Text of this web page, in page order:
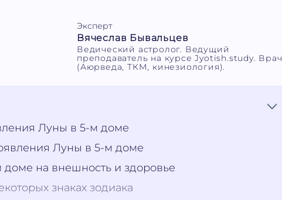
Эксперт
Вячеслав Бывальцев
Ведический астролог. Ведущий
преподаватель на курсе Jyotish.study. Врач
(Аюрведа, ТКМ, кинезиология).
Луны в 5-м доме
Луны в 5-м доме
на внешность и здоровье
знаках зодиака